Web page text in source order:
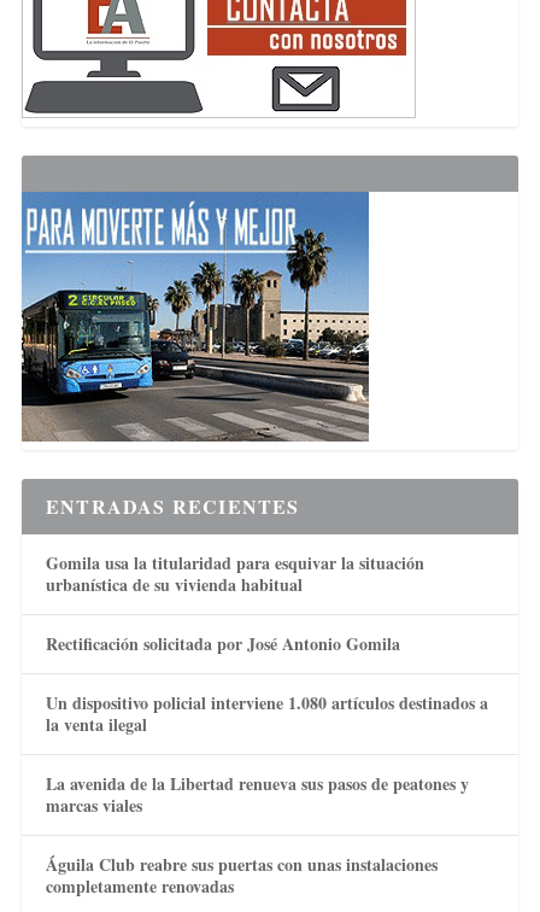
ENTRADAS RECIENTES
Gomila usa la titularidad para esquivar la situación
urbanística de su vivienda habitual
Rectificación solicitada por José Antonio Gomila
Un dispositivo policial interviene 1.080 artículos destinados a
la venta ilegal
La avenida de la Libertad renueva sus pasos de peatones y
marcas viales
Águila Club reabre sus puertas con unas instalaciones
completamente renovadas